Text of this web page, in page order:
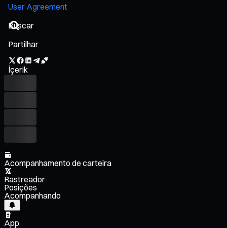
User Agreement
Partilhar
İçerik
Acompanhamento de carteira
Rastreador
Posições
Acompanhando
App